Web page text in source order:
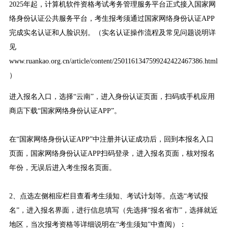
2025年起，计算机软件资格考试考务管理服务平台正式接入国家网
络身份认证公共服务平台，考生报考须通过国家网络身份认证APP
完成实名认证和人脸识别。（实名认证操作流程及常见问题说明详
见
www.ruankao.org.cn/article/content/2501161347599242422467386.html
）
进入报名入口，选择“云南”，进入身份认证页面，扫码或手机应用
商店下载“国家网络身份认证APP”。
在“国家网络身份认证APP”中注册并认证成功后，回到本报名入口
页面，国家网络身份认证APP扫码登录，进入报名页面，核对报名
年份，无误后进入考生报名页面。
2、点选左侧相应栏目查看考生须知、考试计划等。点选“考试报
名”，进入报名界面，进行信息填写（先选择“报名省市”，选择就近
地区，当次报考资格等详细说明在“考生须知”中查阅）：